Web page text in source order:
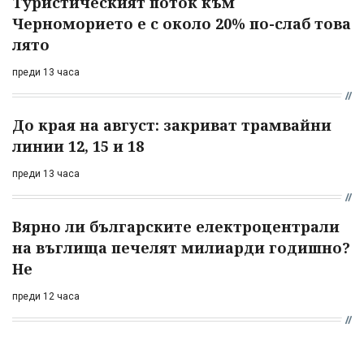
Черноморието е с около 20% по-слаб това
лято
преди 13 часа
До края на август: закриват трамвайни
линии 12, 15 и 18
преди 13 часа
Вярно ли българските електроцентрали
на въглища печелят милиарди годишно?
Не
преди 12 часа